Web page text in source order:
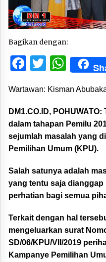
Bagikan dengan:
Facebook
Twitter
Wartawan: Kisman
DM1.CO.ID, POHUWATO:
dalam tahapan Pemilu
sejumlah masalah yang
Pemilihan Umum (KPU).
Salah satunya adalah
yang tentu saja
perhatian bagi semua
Terkait dengan hal
mengeluarkan surat
SD/06/KPU/VII/2019
Kampanye Pemilihan